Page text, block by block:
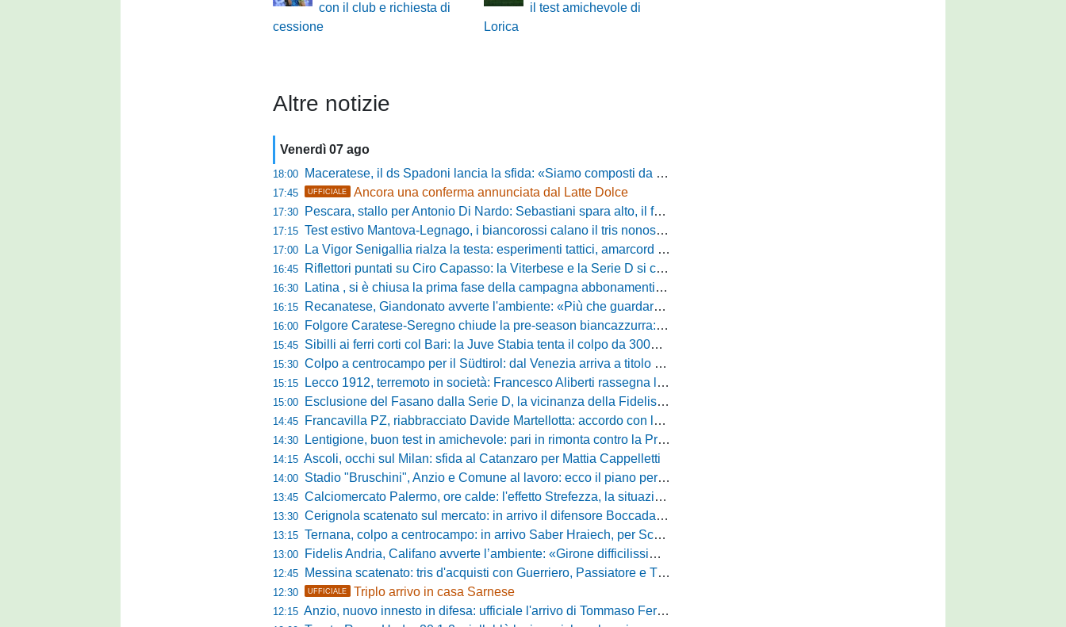
con il club e richiesta di
cessione
il test amichevole di
Lorica
Altre notizie
Venerdì 07 ago
18:00 Maceratese, il ds Spadoni lancia la sfida: «Siamo composti da elementi validi con motivazioni altissime»
17:45 UFFICIALE Ancora una conferma annunciata dal Latte Dolce
17:30 Pescara, stallo per Antonio Di Nardo: Sebastiani spara alto, il futuro resta un enigma
17:15 Test estivo Mantova-Legnago, i biancorossi calano il tris nonostante il gran caldo: il racconto de L'Arena
17:00 La Vigor Senigallia rialza la testa: esperimenti tattici, amarcord e lo sguardo al Rimini
16:45 Riflettori puntati su Ciro Capasso: la Viterbese e la Serie D si contendono l'esterno ex Fiorentina
16:30 Latina , si è chiusa la prima fase della campagna abbonamenti: circa 400 tessere rinnovate in prelazione
16:15 Recanatese, Giandonato avverte l'ambiente: «Più che guardare chi avremo di fronte, mi interessa vedere la mia squadra migliorare giorno dopo giorno»
16:00 Folgore Caratese-Seregno chiude la pre-season biancazzurra: info e dove vedere il match
15:45 Sibilli ai ferri corti col Bari: la Juve Stabia tenta il colpo da 300mila euro
15:30 Colpo a centrocampo per il Südtirol: dal Venezia arriva a titolo definitivo Bjarki Bjarkason
15:15 Lecco 1912, terremoto in società: Francesco Aliberti rassegna le dimissioni da tutte le cariche
15:00 Esclusione del Fasano dalla Serie D, la vicinanza della Fidelis Andria e le parole del presidente Vallarella
14:45 Francavilla PZ, riabbracciato Davide Martellotta: accordo con la Folgore Caratese per il ritorno in prestito
14:30 Lentigione, buon test in amichevole: pari in rimonta contro la Primavera del Sassuolo
14:15 Ascoli, occhi sul Milan: sfida al Catanzaro per Mattia Cappelletti
14:00 Stadio "Bruschini", Anzio e Comune al lavoro: ecco il piano per far rientrare i tifosi
13:45 Calciomercato Palermo, ore calde: l'effetto Strefezza, la situazione Segre e i nomi per l'attacco
13:30 Cerignola scatenato sul mercato: in arrivo il difensore Boccadamo a titolo temporaneo
13:15 Ternana, colpo a centrocampo: in arrivo Saber Hraiech, per Scappini si attende l'accordo
13:00 Fidelis Andria, Califano avverte l’ambiente: «Girone difficilissimo, affascinante e bellissimo: non prometto risultati»
12:45 Messina scatenato: tris d'acquisti con Guerriero, Passiatore e Theodore
12:30 UFFICIALE Triplo arrivo in casa Sarnese
12:15 Anzio, nuovo innesto in difesa: ufficiale l'arrivo di Tommaso Ferraro